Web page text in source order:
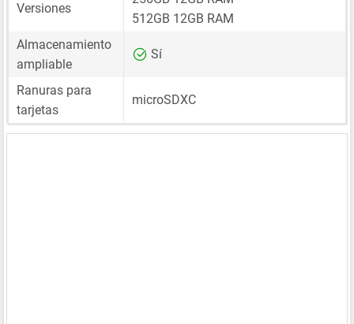
Versiones
512GB 12GB RAM
Almacenamiento
ampliable
Sí
Ranuras para
tarjetas
microSDXC